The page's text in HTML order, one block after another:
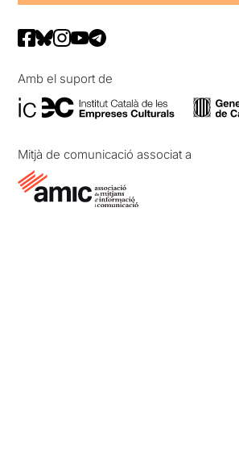
Amb el suport de
Mitjà de comunicació associat a